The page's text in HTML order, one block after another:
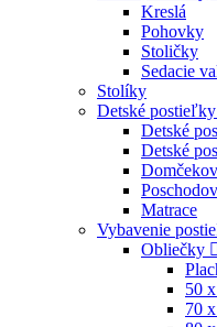
Kreslá
Pohovky
Stoličky
Sedacie
Stolíky
Detské postieľky
Detské
Detské
Matrace
Vybavenie
Obliečky
50
70